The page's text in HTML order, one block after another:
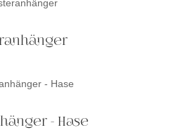
- Hase